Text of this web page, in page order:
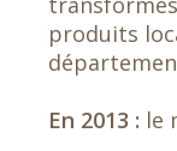
produits
En 2013 : le